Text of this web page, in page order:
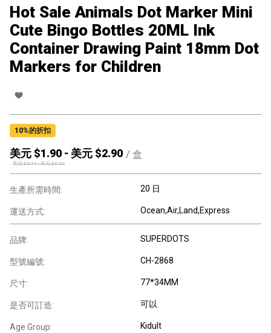
Hot Sale Animals Dot Marker Mini
Cute Bingo Bottles 20ML Ink
Container Drawing Paint 18mm Dot
Markers for Children
10%的折扣
美元 $1.90 - 美元 $2.90 / 盒
美元 $2.11-美元 $3.22
生產所需時間: 20 日
運送方式: Ocean,Air,Land,Express
品牌: SUPERDOTS
型號編號: CH-2868
尺寸: 77*34MM
是否可訂造: 可以
Age Group: Kidult